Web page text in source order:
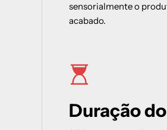
sensorialmente o
acabado.
Duração